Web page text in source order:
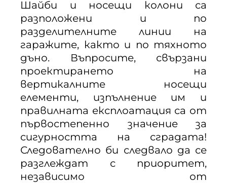
Шайби и носещи колони са
разположени и по
разделителните линии на
гаражите, както и по тяхното
дъно. Въпросите, свързани
проектирането на
вертикалните носещи
елементи, изпълнение им и
правилната експлоатация са от
първостепенно значение за
сигурността на сградата!
Следователно би следвало да се
разглеждат с приоритет,
независимо от